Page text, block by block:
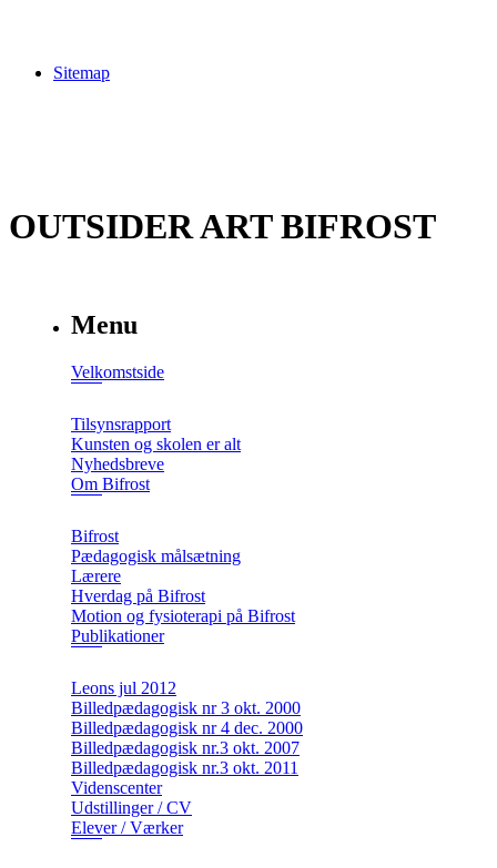
Sitemap
OUTSIDER ART BIFROST
Menu
Velkomstside
Tilsynsrapport
Kunsten og skolen er alt
Nyhedsbreve
Om Bifrost
Bifrost
Pædagogisk målsætning
Lærere
Hverdag på Bifrost
Motion og fysioterapi på Bifrost
Publikationer
Leons jul 2012
Billedpædagogisk nr 3 okt. 2000
Billedpædagogisk nr 4 dec. 2000
Billedpædagogisk nr.3 okt. 2007
Billedpædagogisk nr.3 okt. 2011
Videnscenter
Udstillinger / CV
Elever / Værker